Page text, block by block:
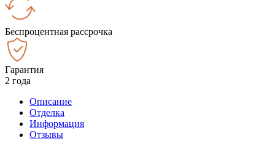
Беспроцентная рассрочка
Гарантия
2 года
Описание
Отделка
Информация
Отзывы